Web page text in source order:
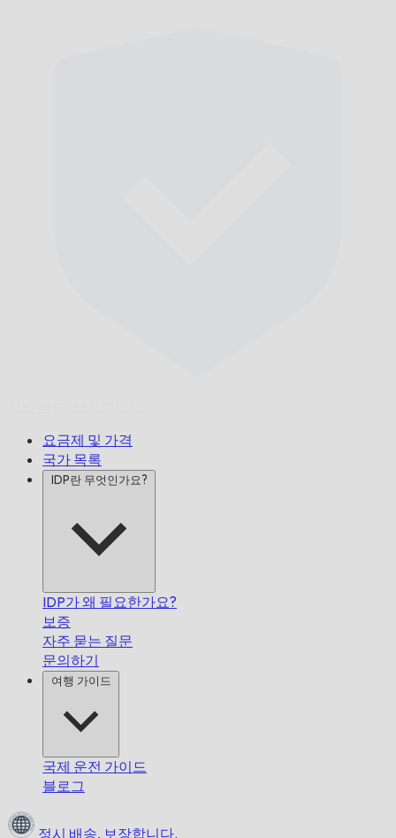
요금제 및 가격
국가 목록
IDP란 무엇인가요?
IDP가 왜 필요한가요?
보증
자주 묻는 질문
문의하기
여행 가이드
국제 운전 가이드
블로그
정시 배송, 보장합니다.